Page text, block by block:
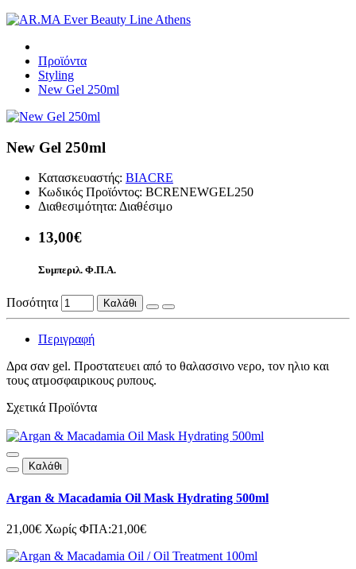
Προϊόντα
Styling
New Gel 250ml
New Gel 250ml
Κατασκευαστής: BIACRE
Κωδικός Προϊόντος: BCRENEWGEL250
Διαθεσιμότητα: Διαθέσιμο
13,00€
Συμπεριλ. Φ.Π.Α.
Ποσότητα Καλάθι
Περιγραφή
Δρα σαν gel. Προστατευει από το θαλασσινο νερο, τον ηλιο και
τους ατμοσφαιρικους ρυπους.
Σχετικά Προϊόντα
Καλάθι
Αrgan & Macadamia Oil Mask Hydrating 500ml
21,00€ Χωρίς ΦΠΑ:21,00€